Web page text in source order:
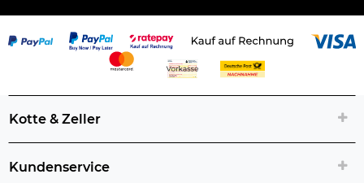
Kotte & Zeller
Kundenservice